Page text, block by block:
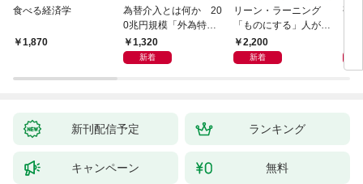
食べる経済学
1,870
為替介入とは何か 20
0兆円規模「外為特
会」が生まれた謎
1,320
新着
リーン・ラーニング
「ものにする」人が自
然とやっている 最小の
インプットで最大の成
2,200
新着
研
新刊配信予定 ランキング
キャンペーン 無料